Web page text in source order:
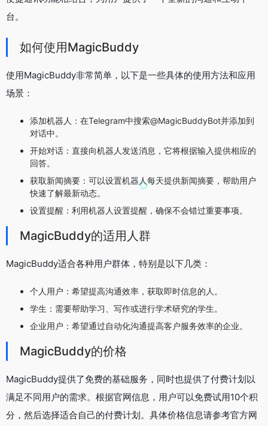
台。
如何使用MagicBuddy
使用MagicBuddy非常简单，以下是一些具体的使用方法和应用
场景：
添加机器人：在Telegram中搜索@MagicBuddyBot并添加到
对话中。
开始对话：直接向机器人发送消息，它将根据输入提供相应的
回答。
获取新闻摘要：可以设置机器人每天提供新闻摘要，帮助用户
快速了解最新动态。
设置提醒：利用机器人设置提醒，确保不会错过重要事项。
MagicBuddy的适用人群
MagicBuddy适合各种用户群体，特别是以下几类：
个人用户：希望提高沟通效率，获取即时信息的人。
学生：需要帮助学习、写作或进行学术研究的学生。
企业用户：希望通过自动化沟通提高客户服务效率的企业。
MagicBuddy的价格
MagicBuddy提供了免费的基础服务，同时也提供了付费计划以
满足不同用户的需求。根据官网信息，用户可以免费试用10个积
分，然后选择适合自己的付费计划。具体价格信息请参考官方网